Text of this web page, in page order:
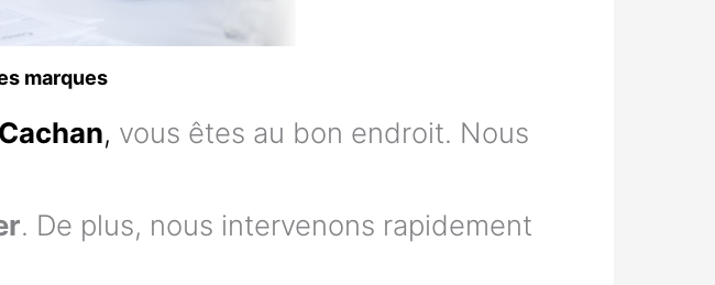
marques
, vous êtes au bon endroit. Nous
. De plus, nous intervenons rapidement